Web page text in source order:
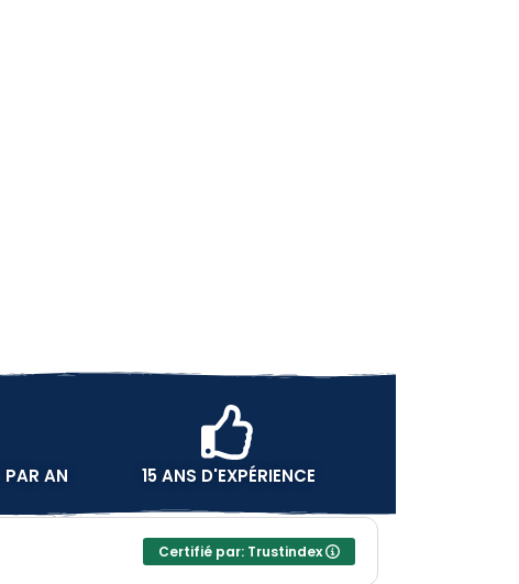
AN 15 ANS D'EXPÉRIENCE
Certifié par: Trustindex